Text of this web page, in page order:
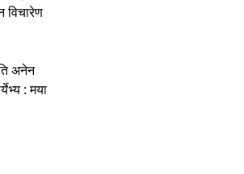
विचारेण
अनेन
: मया